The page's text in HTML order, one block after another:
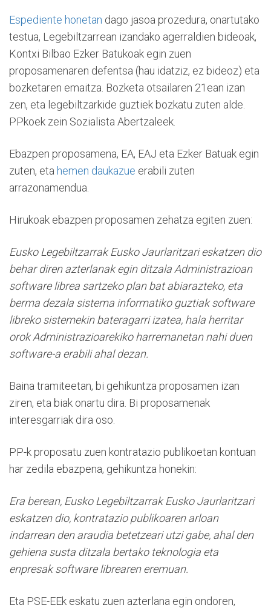
Espediente honetan dago jasoa prozedura, onartutako
testua, Legebiltzarrean izandako agerraldien bideoak,
Kontxi Bilbao Ezker Batukoak egin zuen
proposamenaren defentsa (hau idatziz, ez bideoz) eta
bozketaren emaitza. Bozketa otsailaren 21ean izan
zen, eta legebiltzarkide guztiek bozkatu zuten alde.
PPkoek zein Sozialista Abertzaleek.
Ebazpen proposamena, EA, EAJ eta Ezker Batuak egin
zuten, eta hemen daukazue erabili zuten
arrazonamendua.
Hirukoak ebazpen proposamen zehatza egiten zuen:
Eusko Legebiltzarrak Eusko Jaurlaritzari eskatzen dio
behar diren azterlanak egin ditzala Administrazioan
software librea sartzeko plan bat abiarazteko, eta
berma dezala sistema informatiko guztiak software
libreko sistemekin bateragarri izatea, hala herritar
orok Administrazioarekiko harremanetan nahi duen
software-a erabili ahal dezan.
Baina tramiteetan, bi gehikuntza proposamen izan
ziren, eta biak onartu dira. Bi proposamenak
interesgarriak dira oso.
PP-k proposatu zuen kontratazio publikoetan kontuan
har zedila ebazpena, gehikuntza honekin:
Era berean, Eusko Legebiltzarrak Eusko Jaurlaritzari
eskatzen dio, kontratazio publikoaren arloan
indarrean den araudia betetzeari utzi gabe, ahal den
gehiena susta ditzala bertako teknologia eta
enpresak software librearen eremuan.
Eta PSE-EEk eskatu zuen azterlana egin ondoren,